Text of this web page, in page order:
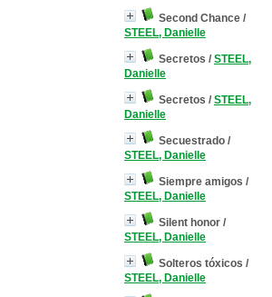
Second Chance /
STEEL, Danielle
Secretos / STEEL,
Danielle
Secretos / STEEL,
Danielle
Secuestrado /
STEEL, Danielle
Siempre amigos /
STEEL, Danielle
Silent honor /
STEEL, Danielle
Solteros tóxicos /
STEEL, Danielle